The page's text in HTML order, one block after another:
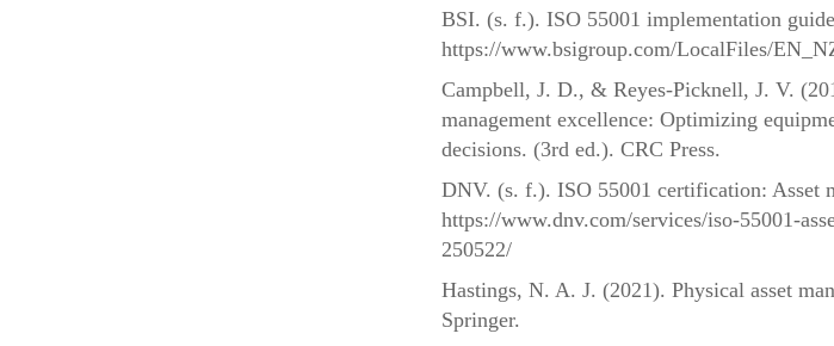
BSI. (s. f.). ISO 55001 implementation
https://www.bsigroup.com/LocalFiles/
Campbell, J. D., & Reyes-Picknell, J. V.
management excellence: Optimizing
decisions. (3rd ed.). CRC Press.
DNV. (s. f.). ISO 55001 certification: Asset
https://www.dnv.com/services/iso-55001-
250522/
Hastings, N. A. J. (2021). Physical asset
Springer.